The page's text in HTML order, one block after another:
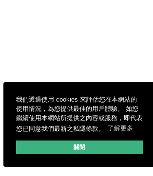
我們透過使用 cookies 來評估您在本網站的
使用情況，為您提供最佳的用戶體驗。 如您
繼續使用本網站所提供之內容或服務，即代表
您已同意我們最新之私隱條款。
了解更多
關閉